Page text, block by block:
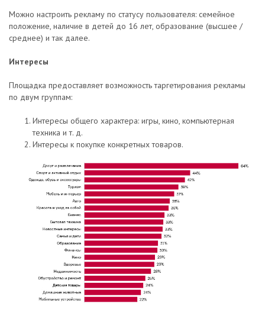
Можно настроить рекламу по статусу пользователя: семейное
положение, наличие в детей до 16 лет, образование (высшее /
среднее) и так далее.
Интересы
Площадка предоставляет возможность таргетирования рекламы
по двум группам:
Интересы общего характера: игры, кино, компьютерная
техника и т. д.
Интересы к покупке конкретных товаров.